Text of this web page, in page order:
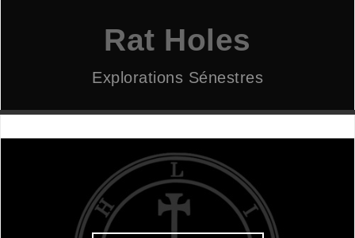
Rat Holes
Explorations Sénestres